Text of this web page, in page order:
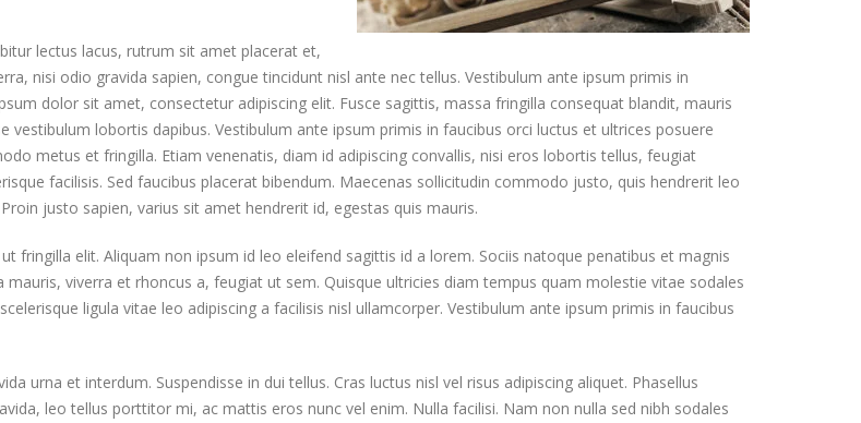
lectus lacus, rutrum sit amet placerat et,
nisi odio gravida sapien, congue tincidunt nisl ante nec tellus. Vestibulum ante ipsum primis in
dolor sit amet, consectetur adipiscing elit. Fusce sagittis, massa fringilla consequat blandit, mauris
vestibulum lobortis dapibus. Vestibulum ante ipsum primis in faucibus orci luctus et ultrices posuere
metus et fringilla. Etiam venenatis, diam id adipiscing convallis, nisi eros lobortis tellus, feugiat
facilisis. Sed faucibus placerat bibendum. Maecenas sollicitudin commodo justo, quis hendrerit leo
justo sapien, varius sit amet hendrerit id, egestas quis mauris.
fringilla elit. Aliquam non ipsum id leo eleifend sagittis id a lorem. Sociis natoque penatibus et magnis
viverra et rhoncus a, feugiat ut sem. Quisque ultricies diam tempus quam molestie vitae sodales
ligula vitae leo adipiscing a facilisis nisl ullamcorper. Vestibulum ante ipsum primis in faucibus
urna et interdum. Suspendisse in dui tellus. Cras luctus nisl vel risus adipiscing aliquet. Phasellus
leo tellus porttitor mi, ac mattis eros nunc vel enim. Nulla facilisi. Nam non nulla sed nibh sodales